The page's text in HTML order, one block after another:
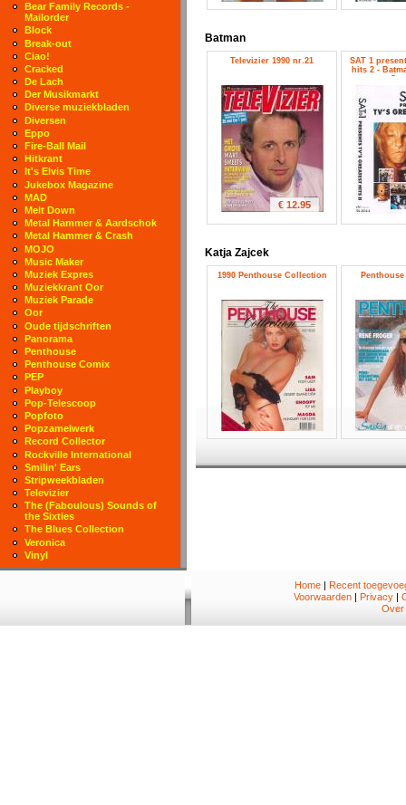
Batman
Televizier 1990 nr.21
€ 12.95
SAT 1
hits 2 -
Katja Zajcek
1990 Penthouse Collection
Bear Family Records -
Mailorder
Block
Break-out
Ciao!
Cracked
De Lach
Der Musikmarkt
Diverse muziekbladen
Diversen
Eppo
Fire-Ball Mail
Hitkrant
It's Elvis Time
Jukebox Magazine
MAD
Melt Down
Metal Hammer & Aardschok
Metal Hammer & Crash
MOJO
Music Maker
Muziek Expres
Muziekkrant Oor
Muziek Parade
Oor
Oude tijdschriften
Panorama
Penthouse
Penthouse Comix
PEP
Playboy
Pop-Telescoop
Popfoto
Popzamelwerk
Record Collector
Rockville International
Smilin' Ears
Stripweekbladen
Televizier
The (Faboulous) Sounds of
the Sixties
The Blues Collection
Veronica
Vinyl
Home| Recent
Voorwaarden | Privacy |
Over